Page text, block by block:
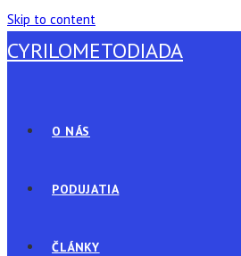
Skip to content
CYRILOMETODIADA
O NÁS
PODUJATIA
ČLÁNKY